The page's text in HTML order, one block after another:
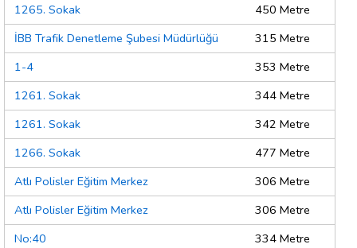
1265. Sokak
450 Metre
İBB Trafik Denetleme Şubesi Müdürlüğü
315 Metre
1-4
353 Metre
1261. Sokak
344 Metre
1261. Sokak
342 Metre
1266. Sokak
477 Metre
Atlı Polisler Eğitim Merkez
306 Metre
Atlı Polisler Eğitim Merkez
306 Metre
No:40
334 Metre